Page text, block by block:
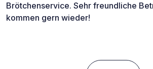
Brötchenservice. Sehr freundliche
kommen gern wieder!